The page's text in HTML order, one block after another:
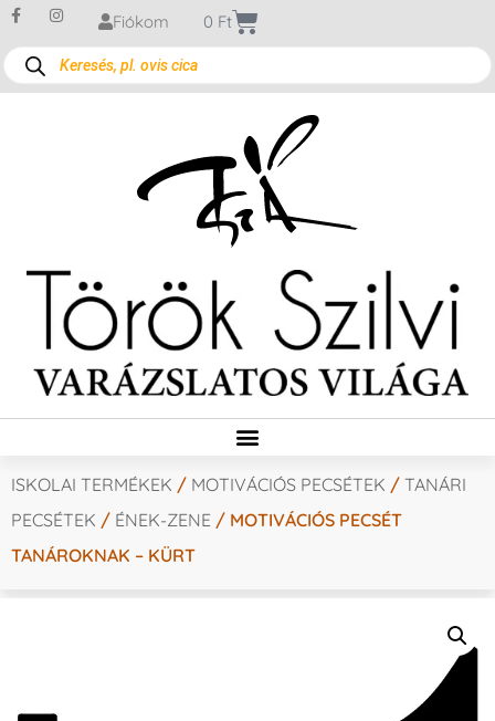
Fiókom 0 Ft
ISKOLAI TERMÉKEK / MOTIVÁCIÓS PECSÉTEK / TANÁRI
PECSÉTEK / ÉNEK-ZENE / MOTIVÁCIÓS PECSÉT
TANÁROKNAK – KÜRT